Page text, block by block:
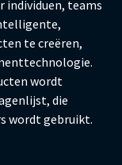
individuen, teams
te creëren,
wordt
die
wordt gebruikt.